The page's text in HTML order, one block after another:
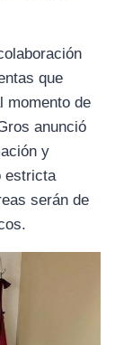
que
momento de
anunció
y
estricta
serán de